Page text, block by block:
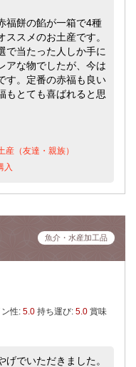
福餅の餡が一箱で4種
スメのお土産です。
で当たった人しか手に
アな物でしたが、今は
す。定番の赤福も良い
もとても喜ばれると思
産（友達・親族）
入
魚介・水産加工品
性: 5.0 持ち運び: 5.0 賞味
げでいただきました。